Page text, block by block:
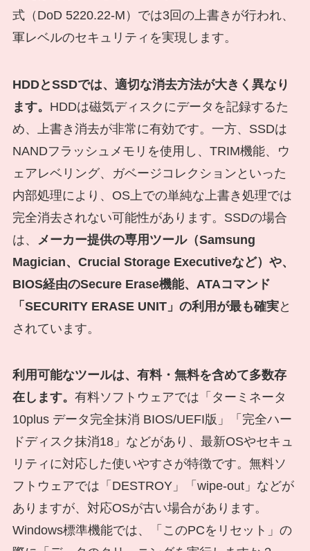
式（DoD 5220.22-M）では3回の上書きが行われ、
軍レベルのセキュリティを実現します。
HDDとSSDでは、適切な消去方法が大きく異なり
ます。 HDDは磁気ディスクにデータを記録するた
め、上書き消去が非常に有効です。一方、SSDは
NANDフラッシュメモリを使用し、TRIM機能、ウ
ェアレベリング、ガベージコレクションといった
内部処理により、OS上での単純な上書き処理では
完全消去されない可能性があります。SSDの場合
は、
メーカー提供の専用ツール（Samsung
Magician、Crucial Storage Executiveなど）や、
BIOS経由のSecure Erase機能、ATAコマンド
「SECURITY ERASE UNIT」の利用が最も確実と
されています。
利用可能なツールは、有料・無料を含めて多数存
在します。 有料ソフトウェアでは「ターミネータ
10plus データ完全抹消 BIOS/UEFI版」「完全ハー
ドディスク抹消18」などがあり、最新OSやセキュ
リティに対応した使いやすさが特徴です。無料ソ
フトウェアでは「DESTROY」「wipe-out」などが
ありますが、対応OSが古い場合があります。
Windows標準機能では、「このPCをリセット」の